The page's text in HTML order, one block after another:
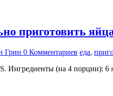
приготовить
Грин 0 Комментариев еда,
(на 4 порции): 6